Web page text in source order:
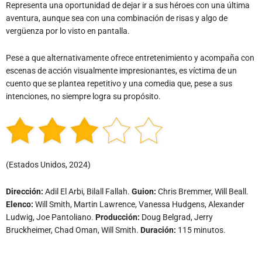
Representa una oportunidad de dejar ir a sus héroes con una última
aventura, aunque sea con una combinación de risas y algo de
vergüenza por lo visto en pantalla.
Pese a que alternativamente ofrece entretenimiento y acompaña con
escenas de acción visualmente impresionantes, es víctima de un
cuento que se plantea repetitivo y una comedia que, pese a sus
intenciones, no siempre logra su propósito.
(Estados Unidos, 2024)
Dirección: Adil El Arbi, Bilall Fallah. Guion: Chris Bremmer, Will Beall.
Elenco: Will Smith, Martin Lawrence, Vanessa Hudgens, Alexander
Ludwig, Joe Pantoliano. Producción: Doug Belgrad, Jerry
Bruckheimer, Chad Oman, Will Smith. Duración: 115 minutos.